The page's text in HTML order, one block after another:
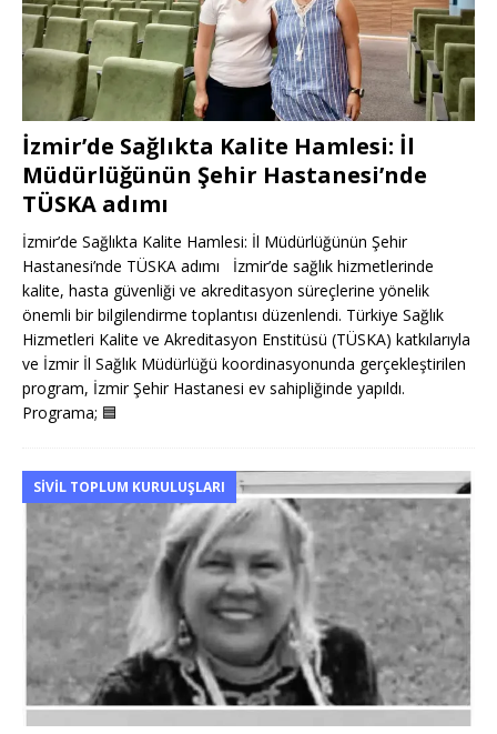
İzmir’de Sağlıkta Kalite Hamlesi: İl
Müdürlüğünün Şehir Hastanesi’nde
TÜSKA adımı
İzmir’de Sağlıkta Kalite Hamlesi: İl Müdürlüğünün Şehir
Hastanesi’nde TÜSKA adımı İzmir’de sağlık hizmetlerinde
kalite, hasta güvenliği ve akreditasyon süreçlerine yönelik
önemli bir bilgilendirme toplantısı düzenlendi. Türkiye Sağlık
Hizmetleri Kalite ve Akreditasyon Enstitüsü (TÜSKA) katkılarıyla
ve İzmir İl Sağlık Müdürlüğü koordinasyonunda gerçekleştirilen
program, İzmir Şehir Hastanesi ev sahipliğinde yapıldı.
Programa; 🟦
SIVIL TOPLUM KURULUŞLARI